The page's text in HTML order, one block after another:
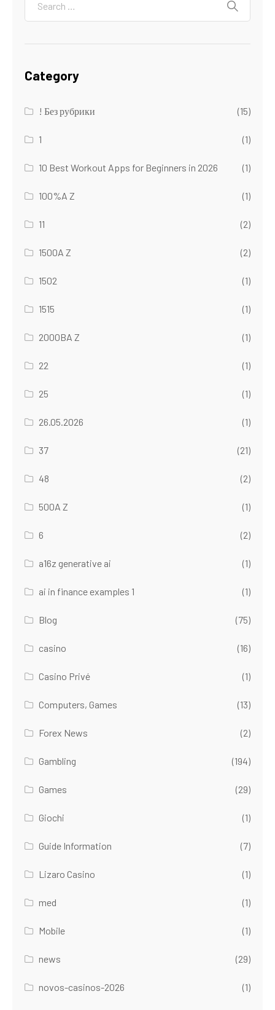
Category
! Без рубрики (15)
1 (1)
10 Best Workout Apps for Beginners in 2026 (1)
100%A Z (1)
11 (2)
1500A Z (2)
1502 (1)
1515 (1)
2000BA Z (1)
22 (1)
25 (1)
26.05.2026 (1)
37 (21)
48 (2)
500A Z (1)
6 (2)
a16z generative ai (1)
ai in finance examples 1 (1)
Blog (75)
casino (16)
Casino Privé (1)
Computers, Games (13)
Forex News (2)
Gambling (194)
Games (29)
Giochi (1)
Guide Information (7)
Lizaro Casino (1)
med (1)
Mobile (1)
news (29)
novos-casinos-2026 (1)